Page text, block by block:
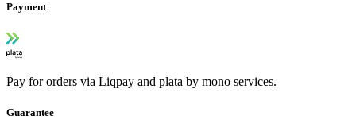
Payment
Pay for orders via Liqpay and plata by mono services.
Guarantee